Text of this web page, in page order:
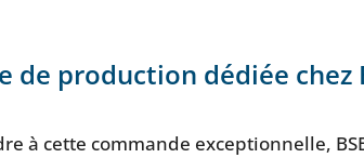
de production dédiée chez
à cette commande exceptionnelle,